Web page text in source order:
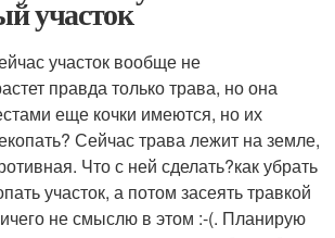
участок
участок вообще не
правда только трава, но она
еще кочки имеются, но их
Сейчас трава лежит на земле,
Что с ней сделать?как убрать
участок, а потом засеять травкой
не смыслю в этом :-(. Планирую